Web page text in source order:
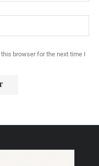
browser for the next time I